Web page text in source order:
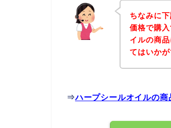
ちなみに
価格で購
イルの商
てはいか
⇒ハープシールオイルの